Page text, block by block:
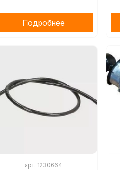
Подробнее
арт. 1230664